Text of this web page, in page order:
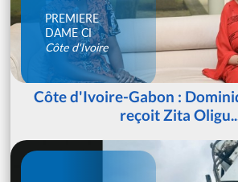
PREMIERE
DAME CI
Côte d'Ivoire
Côte d'Ivoire-Gabon :
reçoit Zita